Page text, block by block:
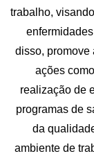
trabalho,
disso, promove
ações
realização de
programas de
da
ambiente de